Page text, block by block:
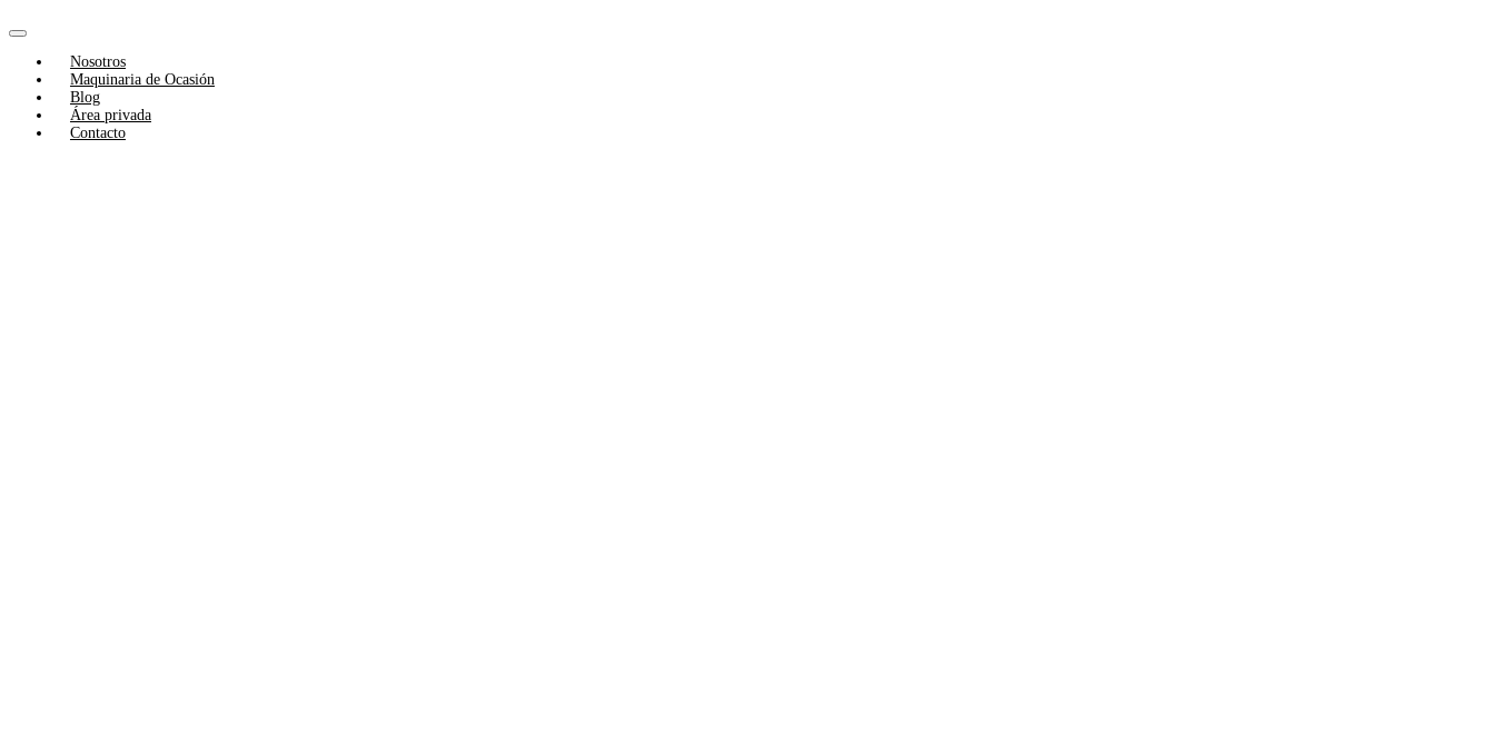
to
content
Navigation
Nosotros
Maquinaria de Ocasión
Blog
Área privada
Contacto